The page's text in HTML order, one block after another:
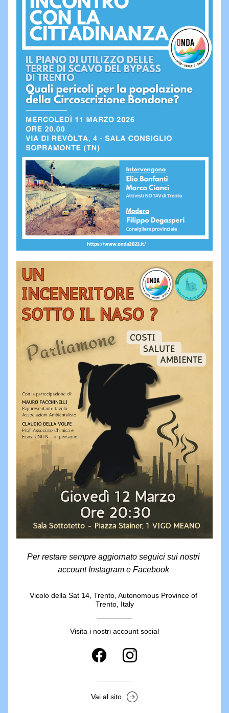
Per restare sempre aggiornato seguici sui nostri
account Instagram e Facebook
Vicolo della Sat 14, Trento, Autonomous Province of
Trento, Italy
Visita i nostri account social
Vai al sito